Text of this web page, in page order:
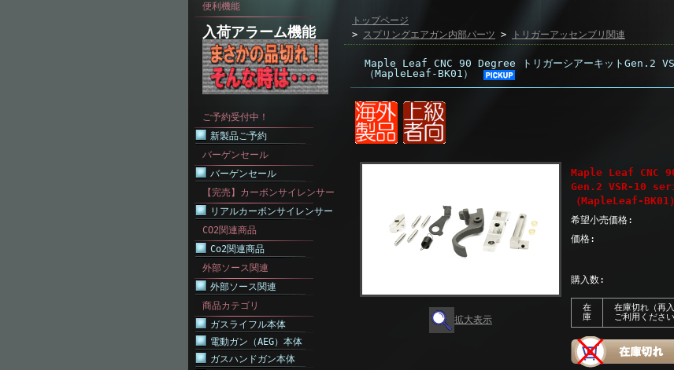
便利機能
入荷アラーム機能
ご予約受付中！
新製品ご予約
バーゲンセール
バーゲンセール
【完売】カーボンサイレンサー
リアルカーボンサイレンサー
CO2関連商品
Co2関連商品
外部ソース関連
外部ソース関連
商品カテゴリ
ガスライフル本体
電動ガン（AEG）本体
ガスハンドガン本体
トップページ
> スプリングエアガン内部パーツ > トリガーアッセンブリ関連
Maple Leaf CNC 90 Degree トリガーシアーキットGen.2
（MapleLeaf-BK01）
拡大表示
Maple Leaf CNC
Gen.2 VSR-10
（MapleLeaf-BK01）
希望小売価格:
価格:
購入数:
在
庫
在庫切れ（再
ご利用ください